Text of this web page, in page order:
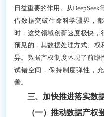
日益重要的作用。从
借数据突破生命科学疆界，
时，这类领域创新速度极快，
预见的，其数据处理方式、权
异。数据产权制度体现了前瞻
试错空间，保持制度弹性，
善。
三、加快推进落实数
（一）推动数据产权